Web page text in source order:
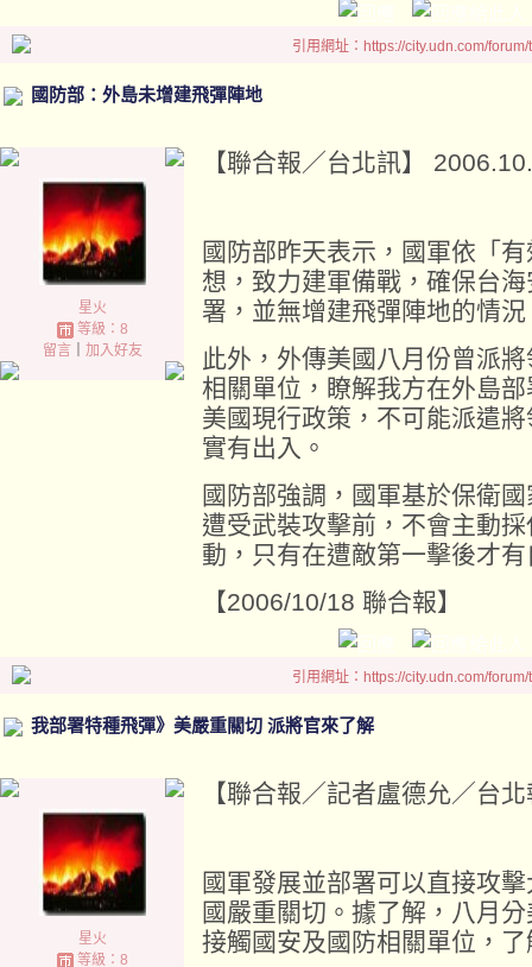
引用網址：https://city.udn.com/
國防部：外島未增建飛彈陣地
星火
等級：8
留言｜ 加入好友
【聯合報／台北訊】
國防部昨天表示，國軍依「
想，致力建軍備戰，確保台
署，並無增建飛彈陣地的情況
此外，外傳美國八月份曾派
相關單位，瞭解我方在外島
美國現行政策，不可能派遣
實有出入。
國防部強調，國軍基於保衛
遭受武裝攻擊前，不會主動
動，只有在遭敵第一擊後才
【2006/10/18 聯合報】
引用網址：https://city.udn.com/
我部署特種飛彈》美嚴重關切 派將官來了解
星火
等級：8
【聯合報／記者盧德允／台
國軍發展並部署可以直接攻
國嚴重關切。據了解，八月
接觸國安及國防相關單位，